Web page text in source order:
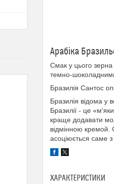
Арабіка
Смак у цього
темно-
Бразилія Сантос
Бразилія відома у
Бразилії - це
краще додавати
відмінною кремой.
асоціюється саме
ХАРАКТЕРИСТИКИ